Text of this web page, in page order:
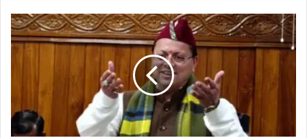
s
i
t
e